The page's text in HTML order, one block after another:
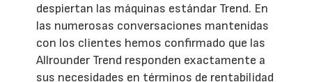
despiertan las máquinas estándar Trend. En
las numerosas conversaciones mantenidas
con los clientes hemos confirmado que las
Allrounder Trend responden exactamente a
sus necesidades en términos de rentabilidad